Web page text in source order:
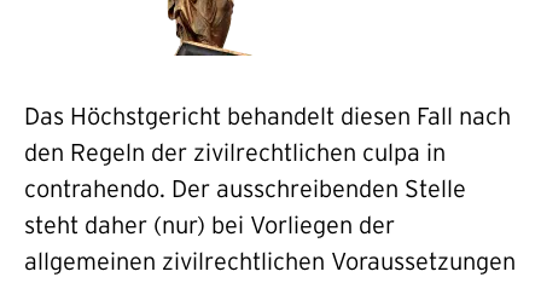
Das Höchstgericht behandelt diesen Fall nach
den Regeln der zivilrechtlichen culpa in
contrahendo. Der ausschreibenden Stelle
steht daher (nur) bei Vorliegen der
allgemeinen zivilrechtlichen Voraussetzungen